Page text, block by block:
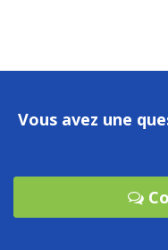
Vous avez une